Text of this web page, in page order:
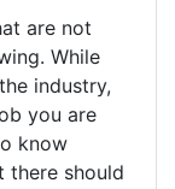
are not
While
industry,
you are
know
there should